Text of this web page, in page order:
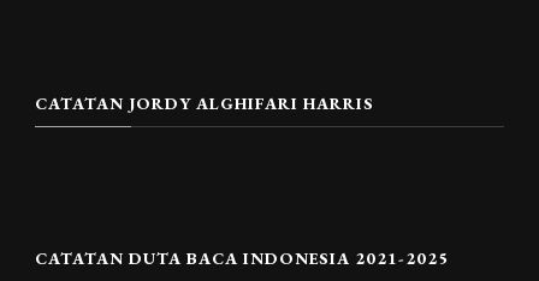
CATATAN JORDY ALGHIFARI HARRIS
CATATAN DUTA BACA INDONESIA 2021-2025